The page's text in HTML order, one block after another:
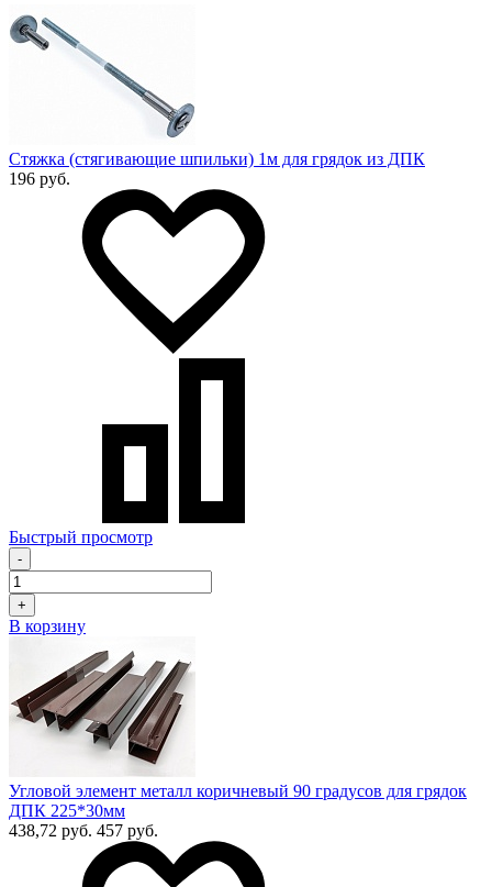
Стяжка (стягивающие шпильки) 1м для грядок из ДПК
196 руб.
Быстрый просмотр
-
+
В корзину
Угловой элемент металл коричневый 90 градусов для грядок
ДПК 225*30мм
438,72 руб. 457 руб.